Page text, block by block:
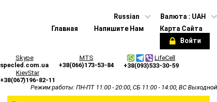
Валюта : UAH
Russian
Главная
Напишите Нам
Карта Сайта
Войти
Skype
specled.com.ua
MTS
+38(066)173-53-84
LifeCell
+38(093)533-30-59
KievStar
+38(067)196-82-11
Режим работы: ПН-ПТ 11:00 - 20:00, СБ 11:00 - 14:00, ВС Выходной